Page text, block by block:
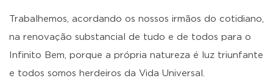
Trabalhemos, acordando os nossos irmãos do cotidiano,
na renovação substancial de tudo e de todos para o
Infinito Bem, porque a própria natureza é luz triunfante
e todos somos herdeiros da Vida Universal.